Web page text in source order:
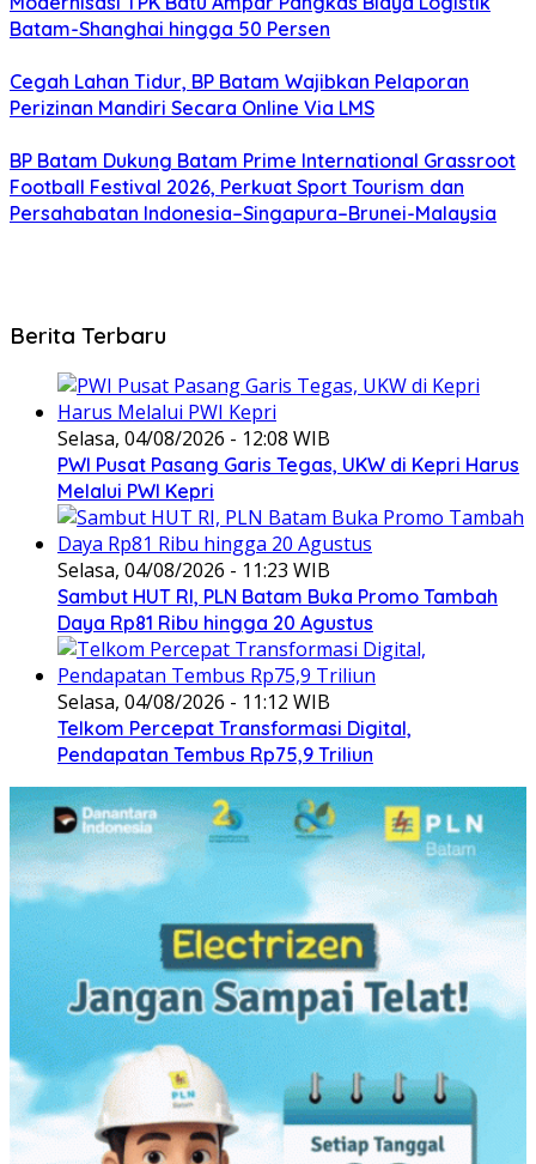
Batam-Shanghai hingga 50 Persen
Cegah Lahan Tidur, BP Batam Wajibkan Pelaporan
Perizinan Mandiri Secara Online Via LMS
BP Batam Dukung Batam Prime International Grassroot
Football Festival 2026, Perkuat Sport Tourism dan
Persahabatan Indonesia–Singapura–Brunei-Malaysia
Berita Terbaru
Selasa, 04/08/2026 - 12:08 WIB
PWI Pusat Pasang Garis Tegas, UKW di Kepri Harus
Melalui PWI Kepri
Selasa, 04/08/2026 - 11:23 WIB
Sambut HUT RI, PLN Batam Buka Promo Tambah
Daya Rp81 Ribu hingga 20 Agustus
Selasa, 04/08/2026 - 11:12 WIB
Telkom Percepat Transformasi Digital,
Pendapatan Tembus Rp75,9 Triliun